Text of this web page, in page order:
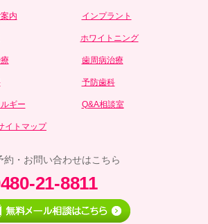
内 インプラント
ホワイトニング
歯周病治療
予防歯科
ギー Q&A相談室
イトマップ
約・お問い合わせはこちら
21-8811